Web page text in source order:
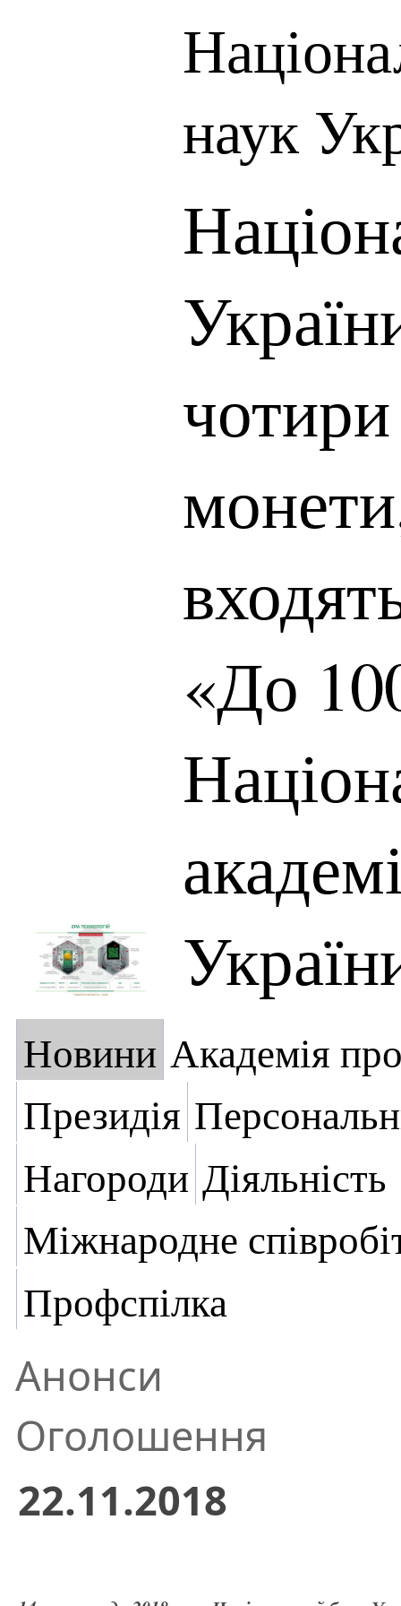
наук
«До
Новини Академія
Президія
Нагороди Діяльність
Міжнародне
Профспілка
Анонси
Оголошення
22.11.2018